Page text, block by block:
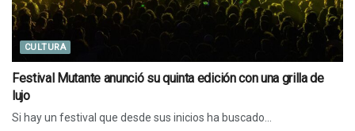
CULTURA
Festival Mutante anunció su quinta edición con una grilla de
lujo
Si hay un festival que desde sus inicios ha buscado...